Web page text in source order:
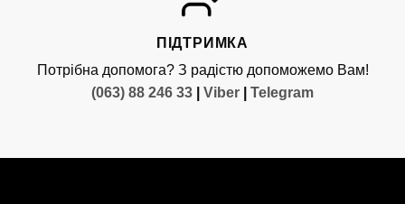
ПІДТРИМКА
Потрібна допомога? З радістю допоможемо Вам!
(063) 88 246 33
Viber Telegram